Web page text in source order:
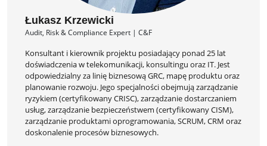
Łukasz Krzewicki
Audit, Risk & Compliance Expert | C&F
Konsultant i kierownik projektu posiadający ponad 25 lat
doświadczenia w telekomunikacji, konsultingu oraz IT. Jest
odpowiedzialny za linię biznesową GRC, mapę produktu oraz
planowanie rozwoju. Jego specjalności obejmują zarządzanie
ryzykiem (certyfikowany CRISC), zarządzanie dostarczaniem
usług, zarządzanie bezpieczeństwem (certyfikowany CISM),
zarządzanie produktami oprogramowania, SCRUM, CRM oraz
doskonalenie procesów biznesowych.